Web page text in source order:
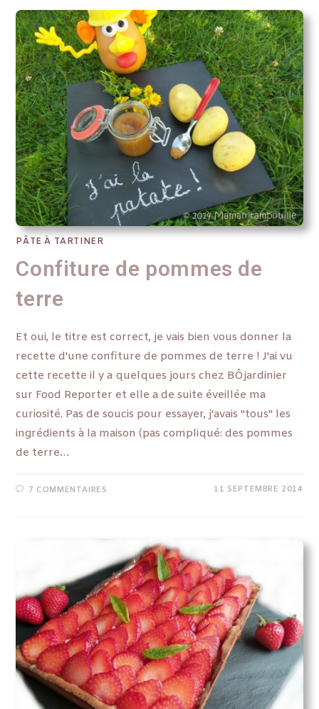
PÂTE À TARTINER
Confiture de pommes de
terre
Et oui, le titre est correct, je vais bien vous donner la
recette d'une confiture de pommes de terre ! J'ai vu
cette recette il y a quelques jours chez BÔjardinier
sur Food Reporter et elle a de suite éveillée ma
curiosité. Pas de soucis pour essayer, j'avais "tous" les
ingrédients à la maison (pas compliqué: des pommes
de terre…
7 COMMENTAIRES 11 SEPTEMBRE 2014